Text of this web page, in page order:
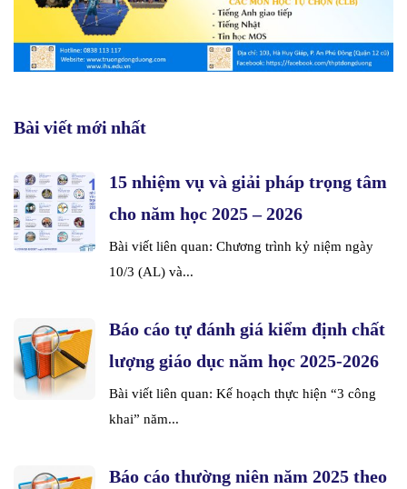
Bài viết mới nhất
15 nhiệm vụ và giải pháp trọng tâm
cho năm học 2025 – 2026
Bài viết liên quan: Chương trình kỷ niệm ngày
10/3 (AL) và...
Báo cáo tự đánh giá kiểm định chất
lượng giáo dục năm học 2025-2026
Bài viết liên quan: Kế hoạch thực hiện “3 công
khai” năm...
Báo cáo thường niên năm 2025 theo